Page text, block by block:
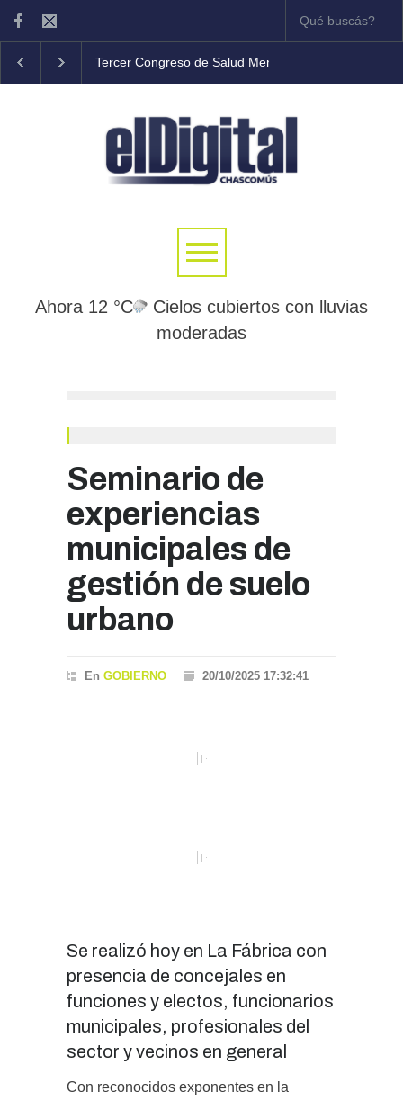
Tercer Congreso de Salud Mental Comunitaria en
Ahora 12 °C
Cielos cubiertos con lluvias
moderadas
Seminario de
experiencias
municipales de
gestión de suelo
urbano
En GOBIERNO 20/10/2025 17:32:41
Se realizó hoy en La Fábrica con
presencia de concejales en
funciones y electos, funcionarios
municipales, profesionales del
sector y vecinos en general
Con reconocidos exponentes en la